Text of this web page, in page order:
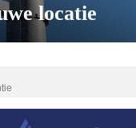
locatie